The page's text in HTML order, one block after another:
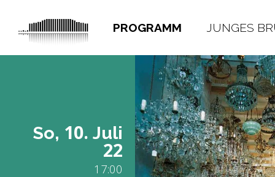
PROGRAMM JUNGES
So, 10. Juli
22
17:00